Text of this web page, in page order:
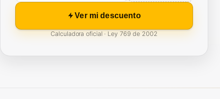
Ver mi descuento
Calculadora oficial · Ley 769 de 2002